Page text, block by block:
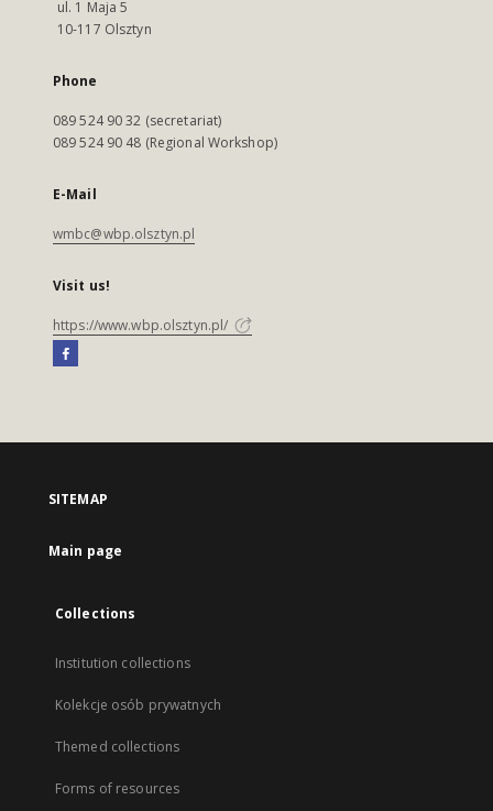
ul. 1 Maja 5
10-117 Olsztyn
Phone
089 524 90 32 (secretariat)
089 524 90 48 (Regional Workshop)
E-Mail
wmbc@wbp.olsztyn.pl
Visit us!
https://www.wbp.olsztyn.pl/
SITEMAP
Main page
Collections
Institution collections
Kolekcje osób prywatnych
Themed collections
Forms of resources